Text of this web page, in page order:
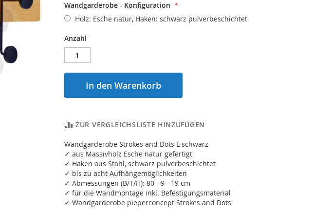
Wandgarderobe - Konfiguration
Holz: Esche natur, Haken: schwarz pulverbeschichtet
Anzahl
In den Warenkorb
ZUR VERGLEICHSLISTE HINZUFÜGEN
Wandgarderobe Strokes and Dots L schwarz
✓ aus Massivholz Esche natur gefertigt
✓ Haken aus Stahl, schwarz pulverbeschichtet
✓ bis zu acht Aufhängemöglichkeiten
✓ Abmessungen (B/T/H): 80 - 9 - 19 cm
✓ für die Wandmontage inkl. Befestigungsmaterial
✓ Wandgarderobe pieperconcept Strokes and Dots